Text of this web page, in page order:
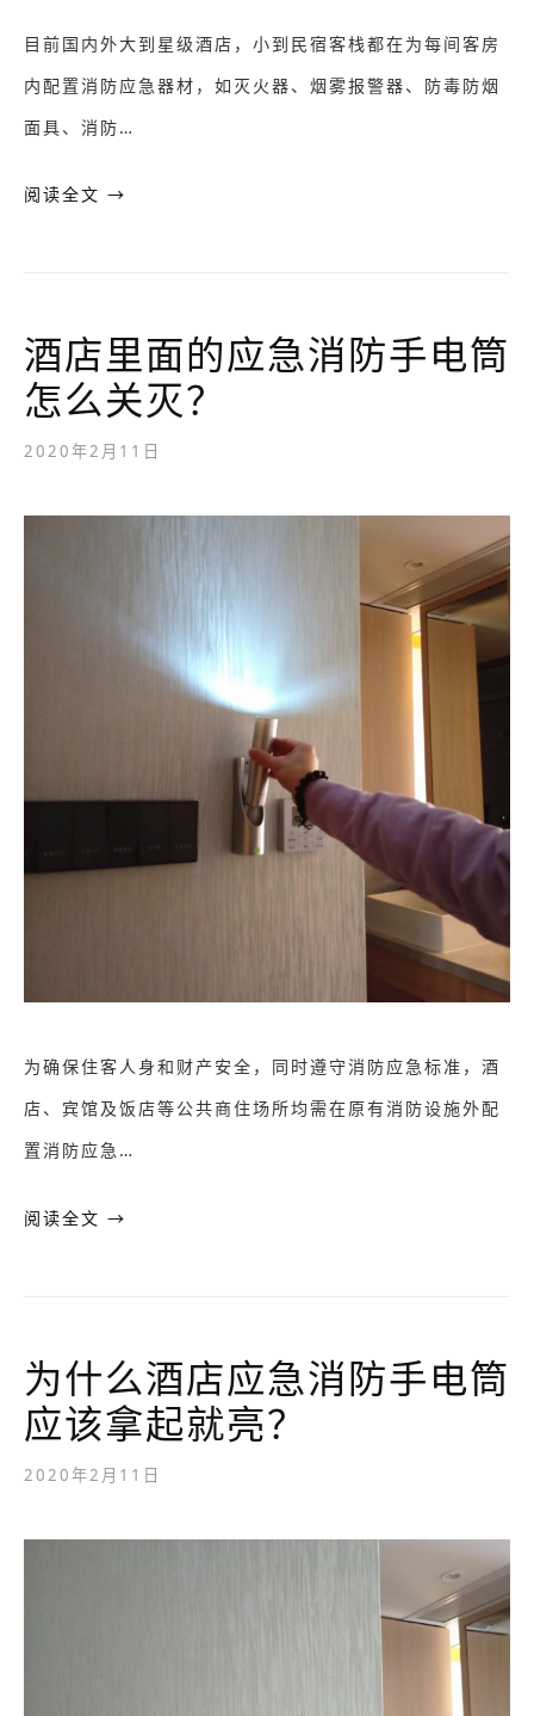
目前国内外大到星级酒店，小到民宿客栈都在为每间客房
内配置消防应急器材，如灭火器、烟雾报警器、防毒防烟
面具、消防…
阅读全文 →
酒店里面的应急消防手电筒
怎么关灭？
2020年2月11日
为确保住客人身和财产安全，同时遵守消防应急标准，酒
店、宾馆及饭店等公共商住场所均需在原有消防设施外配
置消防应急…
阅读全文 →
为什么酒店应急消防手电筒
应该拿起就亮？
2020年2月11日